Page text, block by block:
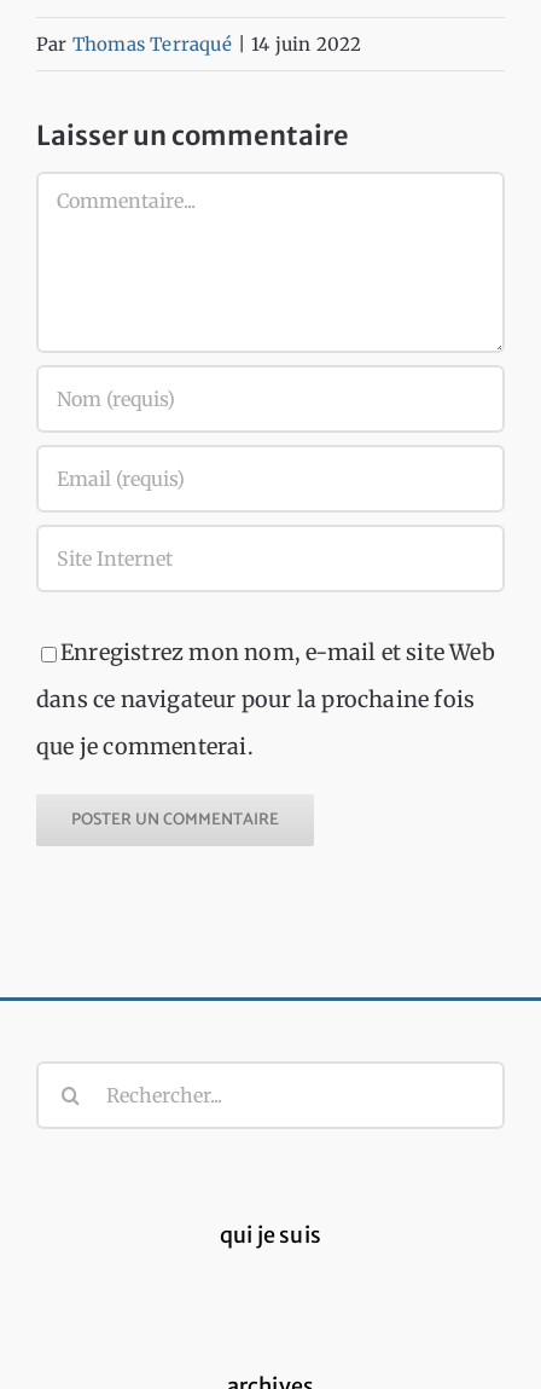
Par Thomas Terraqué 14 juin 2022
Laisser un commentaire
Commentaire
Enregistrez mon nom, e-mail et site Web
dans ce navigateur pour la prochaine fois
que je commenterai.
Rechercher:
qui je suis